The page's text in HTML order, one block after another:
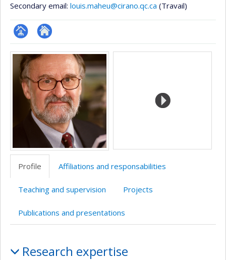
Secondary email: louis.maheu@cirano.qc.ca (Travail)
Page
professionnelle
(faculté,département,école)
Site
web
de
l’unité
de
recherche
Media
Profile Affiliations and responsabilities
Teaching and supervision Projects
Publications and presentations
Research expertise